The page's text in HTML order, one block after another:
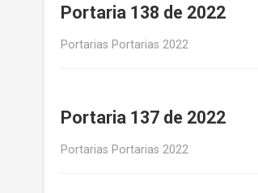
Portaria 138 de 2022
Portarias Portarias 2022
Portaria 137 de 2022
Portarias Portarias 2022